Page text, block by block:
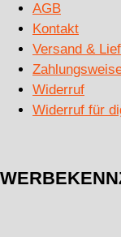
AGB
Kontakt
Versand &
Widerruf
Widerruf für